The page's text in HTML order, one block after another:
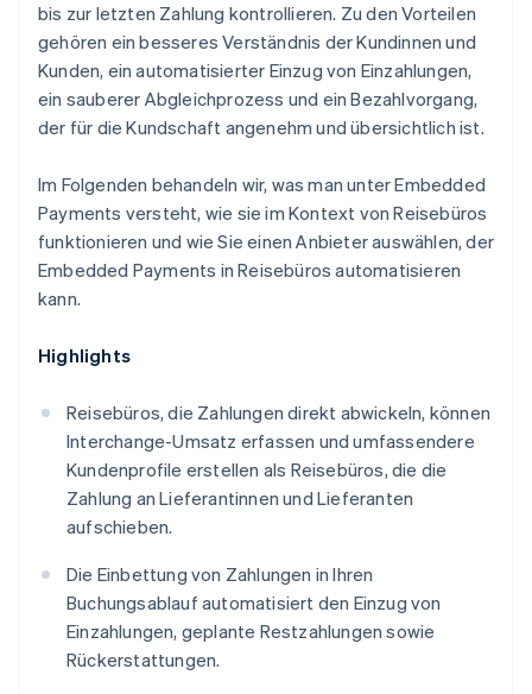
bis zur letzten Zahlung kontrollieren. Zu den Vorteilen
gehören ein besseres Verständnis der Kundinnen und
Kunden, ein automatisierter Einzug von Einzahlungen,
ein sauberer Abgleichprozess und ein Bezahlvorgang,
der für die Kundschaft angenehm und übersichtlich ist.
Im Folgenden behandeln wir, was man unter Embedded
Payments versteht, wie sie im Kontext von Reisebüros
funktionieren und wie Sie einen Anbieter auswählen, der
Embedded Payments in Reisebüros automatisieren
kann.
Highlights
Reisebüros, die Zahlungen direkt abwickeln, können
Interchange-Umsatz erfassen und umfassendere
Kundenprofile erstellen als Reisebüros, die die
Zahlung an Lieferantinnen und Lieferanten
aufschieben.
Die Einbettung von Zahlungen in Ihren
Buchungsablauf automatisiert den Einzug von
Einzahlungen, geplante Restzahlungen sowie
Rückerstattungen.